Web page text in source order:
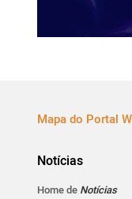
Mapa do Portal
Notícias
Home de Notícias